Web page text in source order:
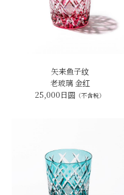
矢来鱼子纹
老玻璃 金红
25,000日圆 （不含税）